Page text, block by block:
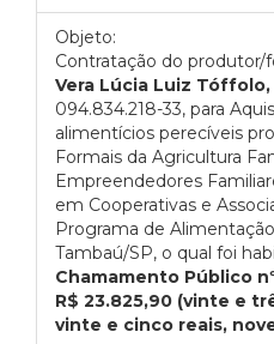
Objeto:
Contratação do produtor/
Vera Lúcia Luiz Tóffolo,
094.834.218-33, para
alimentícios perecíveis
Formais da Agricultura
Empreendedores
em Cooperativas e
Programa de
Tambaú/SP, o qual foi
Chamamento Público
R$ 23.825,90 (vinte e
vinte e cinco reais,